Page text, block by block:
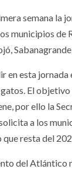
semana la
municipios de
en esta jornada
El
por ello la
a los
que resta del
del Atlántico